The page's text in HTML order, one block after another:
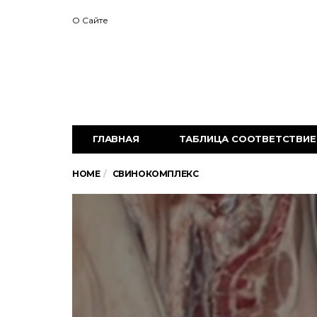
О Сайте
ГЛАВНАЯ ТАБЛИЦА
HOME СВИНОКОМПЛЕКС